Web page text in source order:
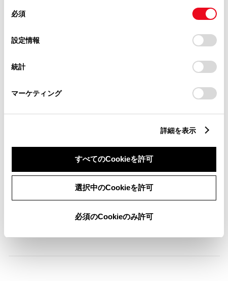
デバイスにすべてのCookie(クッキー)が保存されることに同
意したことになります。Cookie(クッキー)のオプトアウト、
設定の変更、同意を撤回したりするにあたっては、当社の
「Cookie（クッキー）情報の取り扱いについて
」をご覧くだ
必須
設定情報
統計
マーケティング
詳細を表示
すべてのCookieを許可
選択中のCookieを許可
必須のCookieのみ許可
パワーウィンドウ
リモコンスターター
※ セットアップ費用は別途申し受けます